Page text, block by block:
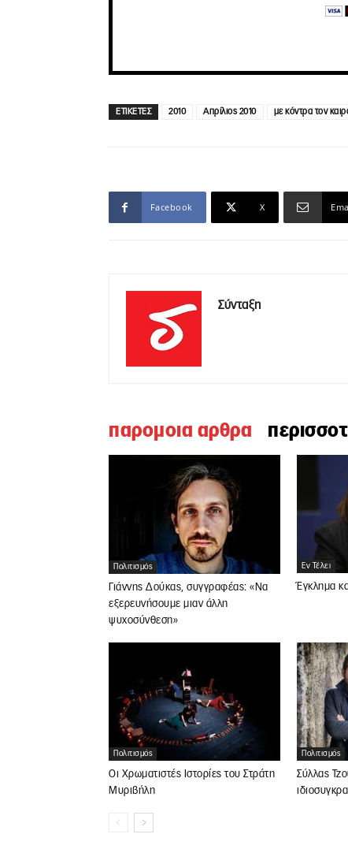
ΕΤΙΚΕΤΕΣ 2010 Απρίλιος 2010 με κόντρα τον
Facebook X
Σύνταξη
παρομοια αρθρα
Πολιτισμός
Γιάννης Δούκας, συγγραφέας: «Να
εξερευνήσουμε μιαν άλλη
ψυχοσύνθεση»
Εν Τέλει
Έγκλημα
Πολιτισμός
Οι Χρωματιστές Ιστορίες του Στράτη
Μυριβήλη
Πολιτισμός
Σύλλας